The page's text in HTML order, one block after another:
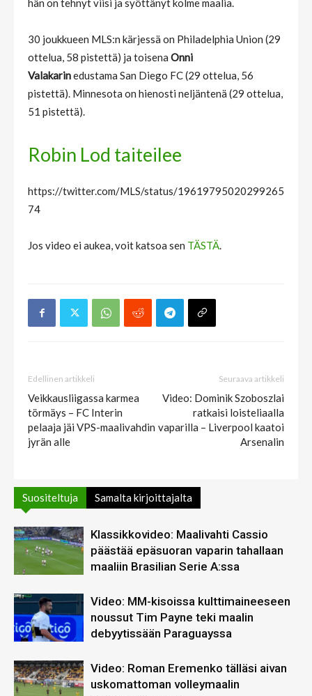
hän on tehnyt viisi ja syöttänyt kolme maalia.
30 joukkueen MLS:n kärjessä on Philadelphia Union (29
ottelua, 58 pistettä) ja toisena Onni
Valakarinedustama San Diego FC (29 ottelua, 56
pistettä). Minnesota on hienosti neljäntenä (29 ottelua,
51 pistettä).
Robin Lod taiteilee
https://twitter.com/MLS/status/19619795020299265
74
Jos video ei aukea, voit katsoa sen TÄSTÄ.
Edellinen artikkeli
Veikkausliigassa karmea
törmäys – FC Interin
pelaaja jäi VPS-maalivahdin
jyrän alle
Seuraava artikkeli
Video: Dominik Szoboszlai
ratkaisi loisteliaalla
vaparilla – Liverpool kaatoi
Arsenalin
Suositeltuja Samalta kirjoittajalta
Klassikkovideo: Maalivahti Cassio
päästää epäsuoran vaparin tahallaan
maaliin Brasilian Serie A:ssa
Video: MM-kisoissa kulttimaineeseen
noussut Tim Payne teki maalin
debyytissään Paraguayssa
Video: Roman Eremenko tälläsi aivan
uskomattoman volleymaalin